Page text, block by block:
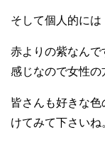
そして個人的には
赤よりの紫なん
感じなので女性の
皆さんも好きな
けてみて下さいね